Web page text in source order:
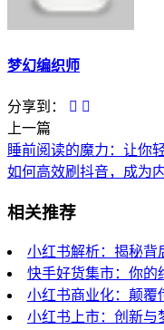
梦幻编织师
分享到：
上一篇
睡前阅读的魔力：让你
如何高效刷抖音，成为
相关推荐
小红书解析：揭秘背
快手好货集市：你的
小红书商业化：颠覆
小红书上市：创新与